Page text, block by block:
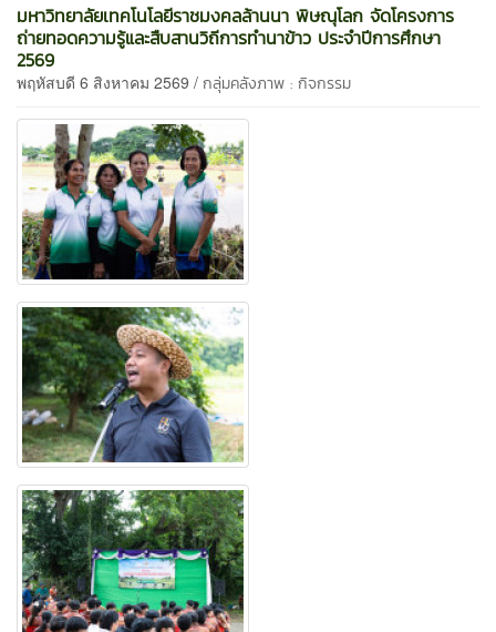
มหาวิทยาลัยเทคโนโลยีราชมงคลล้านนา พิษณุโลก จัดโครงการ
ถ่ายทอดความรู้และสืบสานวิถีการทำนาข้าว ประจำปีการศึกษา
2569
พฤหัสบดี 6 สิงหาคม 2569 / กลุ่มคลังภาพ : กิจกรรม